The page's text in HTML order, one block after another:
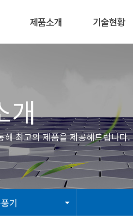
제품소개
EXTERNAL
BLDC 모터
소형 모터
선풍기
SPECIAL생산품
별매품
기술현황
제품을 제공해드립니다.
기